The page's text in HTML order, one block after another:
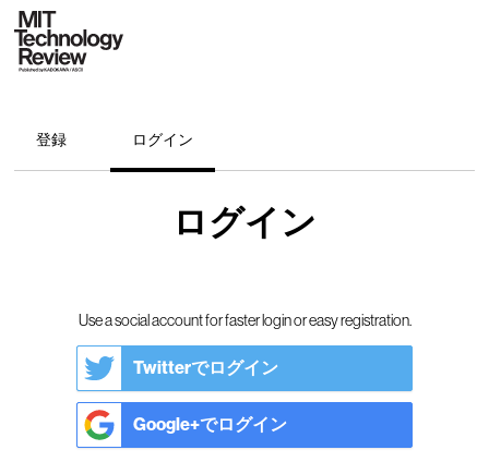
登録 ログイン
ログイン
Use a social account for faster login or easy registration.
Twitterでログイン
Google+でログイン